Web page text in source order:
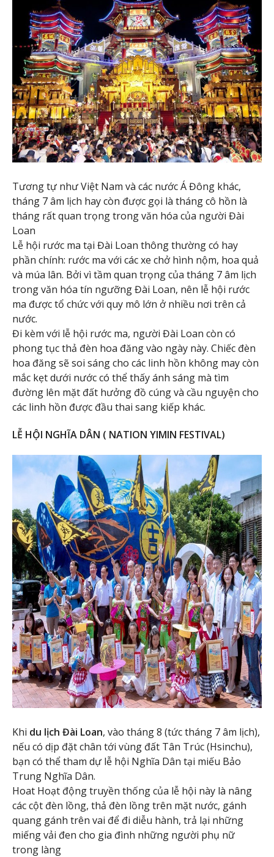
Tương tự như Việt Nam và các nước Á Đông khác,
tháng 7 âm lịch hay còn được gọi là tháng cô hồn là
tháng rất quan trọng trong văn hóa của người Đài
Loan
Lễ hội rước ma tại Đài Loan thông thường có hay
phần chính: rước ma với các xe chở hình nộm, hoa quả
và múa lân. Bởi vì tầm quan trọng của tháng 7 âm lịch
trong văn hóa tín ngưỡng Đài Loan, nên lễ hội rước
ma được tổ chức với quy mô lớn ở nhiều nơi trên cả
nước.
Đi kèm với lễ hội rước ma, người Đài Loan còn có
phong tục thả đèn hoa đăng vào ngày này. Chiếc đèn
hoa đăng sẽ soi sáng cho các linh hồn không may còn
mắc kẹt dưới nước có thể thấy ánh sáng mà tìm
đường lên mặt đất hưởng đồ cúng và cầu nguyện cho
các linh hồn được đầu thai sang kiếp khác.
LỄ HỘI NGHĨA DÂN ( NATION YIMIN FESTIVAL)
Khi du lịch Đài Loan, vào tháng 8 (tức tháng 7 âm lịch),
nếu có dịp đặt chân tới vùng đất Tân Trúc (Hsinchu),
bạn có thể tham dự lễ hội Nghĩa Dân tại miếu Bảo
Trung Nghĩa Dân.
Hoat Hoạt động truyền thống của lễ hội này là nâng
các cột đèn lồng, thả đèn lồng trên mặt nước, gánh
quang gánh trên vai để đi diễu hành, trả lại những
miếng vải đen cho gia đình những người phụ nữ
trong làng